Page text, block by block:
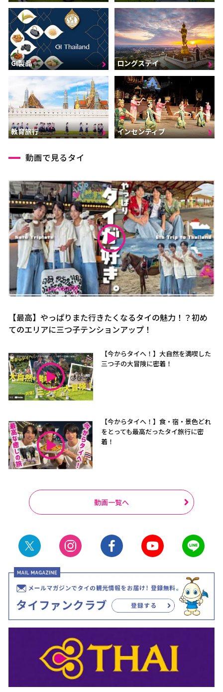
GI製品 ロングステイ
教育旅行 インセンティブ
動画で見るタイ
【最高】やっぱりまた行きたくなるタイの魅力！？初め
てのエリアに三つ子テンションアップ！
【今からタイへ！】大自然を満喫した
三つ子の大冒険に密着！
【今からタイへ！】食・宿・景色どれ
をとっても最高だったタイ旅行に密
着！
動画一覧へ